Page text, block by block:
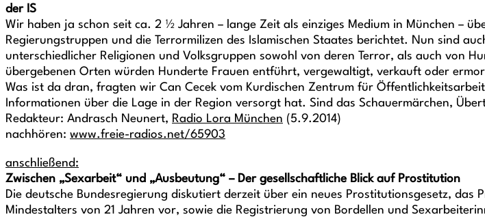
der IS
Wir haben ja schon seit ca. 2 ½ Jahren – lange Zeit als einziges Medium in München –
Regierungstruppen und die Terrormilizen des Islamischen Staates berichtet. Nun sind
unterschiedlicher Religionen und Volksgruppen sowohl von deren Terror, als auch von
übergebenen Orten würden Hunderte Frauen entführt, vergewaltigt, verkauft oder
Was ist da dran, fragten wir Can Cecek vom Kurdischen Zentrum für
Informationen über die Lage in der Region versorgt hat. Sind das Schauermärchen,
Redakteur: Andrasch Neunert, Radio Lora München (5.9.2014)
nachhören: www.freie-radios.net/65903
anschließend:
Zwischen „Sexarbeit“ und „Ausbeutung“ – Der gesellschaftliche Blick auf Prostitution
Die deutsche Bundesregierung diskutiert derzeit über ein neues Prostitutionsgesetz,
Mindestalters von 21 Jahren vor, sowie die Registrierung von Bordellen und